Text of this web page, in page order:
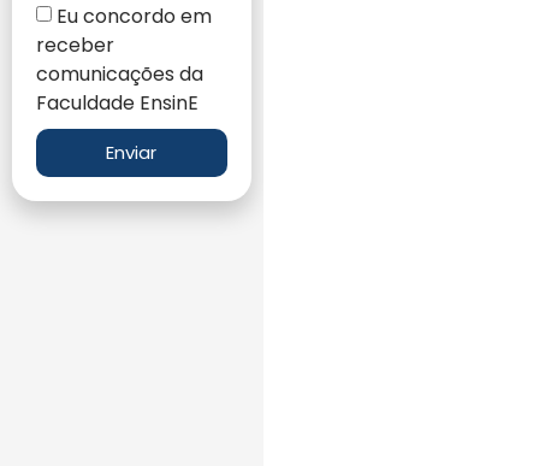
Eu concordo em
receber
comunicações da
Faculdade EnsinE
Enviar